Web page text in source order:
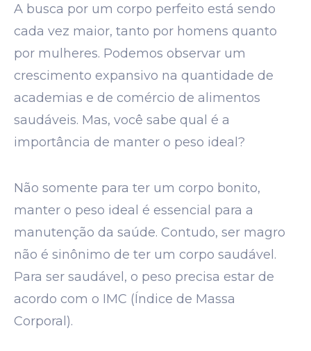
A busca por um corpo perfeito está sendo
cada vez maior, tanto por homens quanto
por mulheres. Podemos observar um
crescimento expansivo na quantidade de
academias e de comércio de alimentos
saudáveis. Mas, você sabe qual é a
importância de manter o peso ideal?
Não somente para ter um corpo bonito,
manter o peso ideal é essencial para a
manutenção da saúde. Contudo, ser magro
não é sinônimo de ter um corpo saudável.
Para ser saudável, o peso precisa estar de
acordo com o IMC (Índice de Massa
Corporal).